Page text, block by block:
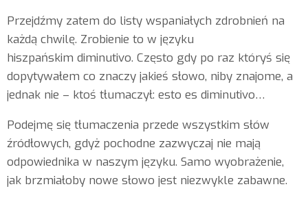
Przejdźmy zatem do listy wspaniałych zdrobnień na
każdą chwilę. Zrobienie to w języku
hiszpańskim diminutivo. Często gdy po raz któryś się
dopytywałem co znaczy jakieś słowo, niby znajome, a
jednak nie – ktoś tłumaczył: esto es diminutivo…
Podejmę się tłumaczenia przede wszystkim słów
źródłowych, gdyż pochodne zazwyczaj nie mają
odpowiednika w naszym języku. Samo wyobrażenie,
jak brzmiałoby nowe słowo jest niezwykle zabawne.